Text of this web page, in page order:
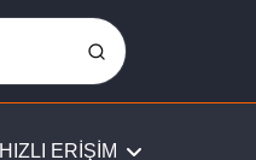
HIZLI ERİŞİM